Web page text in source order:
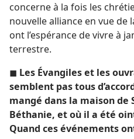
concerne à la fois les
nouvelle alliance en vue de
ont l’espérance de vivre à
terrestre.
◼ Les Évangiles et les
semblent pas tous
mangé dans la maison de
Béthanie, et où il a été
Quand ces événements